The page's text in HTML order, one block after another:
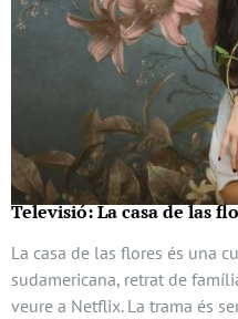
Televisió: La casa de las
La casa de las flores és una
sudamericana, retrat de
veure a Netflix. La trama és